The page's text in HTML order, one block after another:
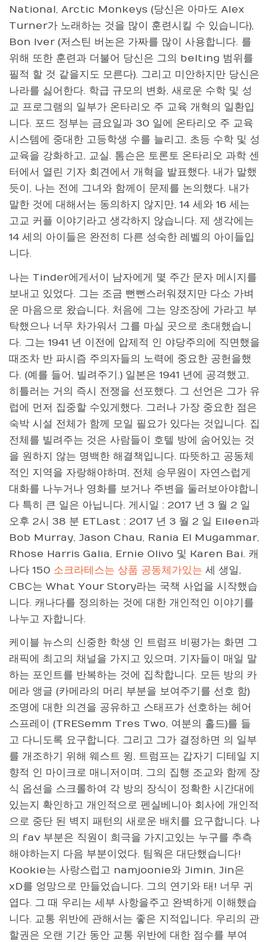
National, Arctic Monkeys (당신은 아마도 Alex
Turner가 노래하는 것을 많이 훈련시킬 수 있습니다),
Bon Iver (저스틴 버논은 가짜를 많이 사용합니다. 를
위해 또한 훈련과 더불어 당신은 그의 belting 범위를
필적 할 것 같을지도 모른다). 그리고 미안하지만 당신은
나라를 싫어한다. 학급 규모의 변화, 새로운 수학 및 성
교 프로그램의 일부가 온타리오 주 교육 개혁의 일환입
니다. 포드 정부는 금요일과 30 일에 온타리오 주 교육
시스템에 중대한 고등학생 수를 늘리고, 초등 수학 및 성
교육을 강화하고, 교실. 톰슨은 토론토 온타리오 과학 센
터에서 열린 기자 회견에서 개혁을 발표했다. 내가 말했
듯이, 나는 전에 그녀와 함께이 문제를 논의했다. 내가
말한 것에 대해서는 동의하지 않지만, 14 세와 16 세는
고교 커플 이야기라고 생각하지 않습니다. 제 생각에는
14 세의 아이들은 완전히 다른 성숙한 레벨의 아이들입
니다.
나는 Tinder에게서이 남자에게 몇 주간 문자 메시지를
보내고 있었다. 그는 조금 뻔뻔스러워졌지만 다소 가벼
운 마음으로 왔습니다. 처음에 그는 양조장에 가라고 부
탁했으나 너무 차가워서 그를 마실 곳으로 초대했습니
다. 그는 1941 년 이전에 압제적 인 야당주의에 직면했을
때조차 반 파시즘 주의자들의 노력에 중요한 공헌을했
다. (예를 들어, 빌려주기.) 일본은 1941 년에 공격했고,
히틀러는 거의 즉시 전쟁을 선포했다. 그 선언은 그가 유
럽에 먼저 집중할 수있게했다. 그러나 가장 중요한 점은
숙박 시설 전체가 함께 모일 필요가 있다는 것입니다. 집
전체를 빌려주는 것은 사람들이 호텔 방에 숨어있는 것
을 원하지 않는 명백한 해결책입니다. 따뜻하고 공동체
적인 지역을 자랑해야하며, 전체 승무원이 자연스럽게
대화를 나누거나 영화를 보거나 주변을 둘러보아야합니
다 특히 큰 일은 아닙니다. 게시일 : 2017 년 3 월 2 일
오후 2시 38 분 ETLast : 2017 년 3 월 2 일 Eileen과
Bob Murray, Jason Chau, Rania El Mugammar,
Rhose Harris Galia, Ernie Olivo 및 Karen Bai. 캐
나다 150 소크라테스는 상품 공동체가있는 세 생일,
CBC는 What Your Story라는 국책 사업을 시작했습
니다. 캐나다를 정의하는 것에 대한 개인적인 이야기를
나누고 자합니다.
케이블 뉴스의 신중한 학생 인 트럼프 비평가는 화면 그
래픽에 최고의 채널을 가지고 있으며, 기자들이 매일 말
하는 포인트를 반복하는 것에 집착합니다. 모든 방의 카
메라 앵글 (카메라의 머리 부분을 보여주기를 선호 함)
조명에 대한 의견을 공유하고 스태프가 선호하는 헤어
스프레이 (TRESemm Tres Two, 여분의 홀드)를 들
고 다니도록 요구합니다. 그리고 그가 결정하면 의 일부
를 개조하기 위해 웨스트 윙, 트럼프는 갑자기 디테일 지
향적 인 마이크로 매니저이며, 그의 집행 조교와 함께 장
식 옵션을 스크롤하여 각 방의 장식이 정확한 시간대에
있는지 확인하고 개인적으로 펜실베니아 회사에 개인적
으로 중단 된 벽지 패턴의 새로운 배치를 요구합니다. 나
의 fav 부분은 직원이 희극을 가지고있는 누구를 추측
해야하는지 다음 부분이었다. 팀웍은 대단했습니다!
Kookie는 사랑스럽고 namjoonie와 Jimin, Jin은
xD를 엉망으로 만들었습니다. 그의 연기와 태! 너무 귀
엽다. 그 때 우리는 세부 사항을주고 완벽하게 이해했습
니다. 교통 위반에 관해서는 좋은 지적입니다. 우리의 관
할권은 오랜 기간 동안 교통 위반에 대한 점수를 부여